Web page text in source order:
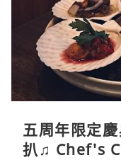
五周年限定
扒♫ Chef's